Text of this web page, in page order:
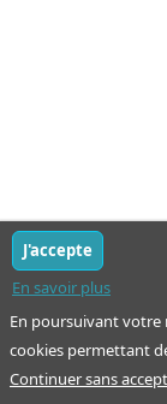
En poursuivant votre
cookies permettant
En savoir plus
J'accepte
Continuer sans